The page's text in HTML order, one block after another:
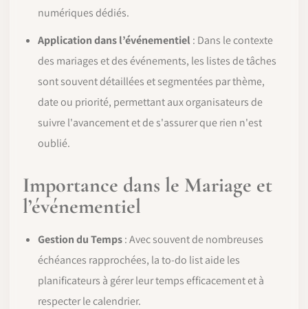
numériques dédiés.
Application dans l’événementiel : Dans le contexte
des mariages et des événements, les listes de tâches
sont souvent détaillées et segmentées par thème,
date ou priorité, permettant aux organisateurs de
suivre l'avancement et de s'assurer que rien n'est
oublié.
Importance dans le Mariage et
l’événementiel
Gestion du Temps: Avec souvent de nombreuses
échéances rapprochées, la to-do list aide les
planificateurs à gérer leur temps efficacement et à
respecter le calendrier.